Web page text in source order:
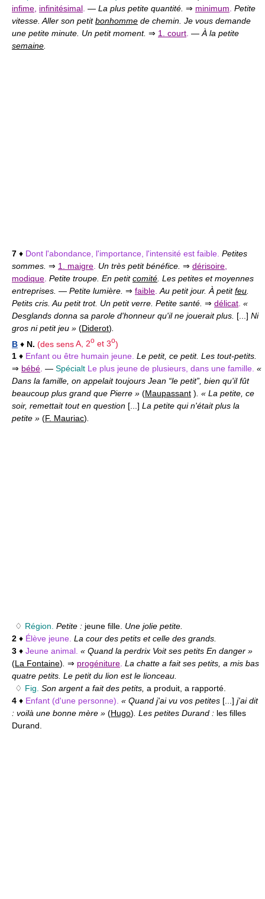
infime infinitésimal — La plus petite quantité. ⇒ minimum Petite
vitesse. Aller son petitbonhomme de chemin. Je vous demande
une petite minute. Un petit moment. ⇒ 1. court — À la petite
semaine
7 ♦ Dont l'abondance, l'importance, l'intensité est faible. Petites
sommes. ⇒ 1. maigre Un très petit bénéfice. ⇒ dérisoire
modique Petite troupe. En petitcomité . Les petites et moyennes
entreprises. — Petite lumière. ⇒ faible Au petit jour. À petitfeu
Petits cris. Au petit trot. Un petit verre. Petite santé. ⇒ délicat «
Desglands donna sa parole d'honneur qu'il ne jouerait plus. [...] Ni
gros ni petit jeu » (Diderot)
B ♦ N. (des sensA, 2o et 3o)
1 ♦ Enfant ou être humain jeune. Le petit, ce petit. Les tout-petits.
⇒ bébé. — Spécialt Le plus jeune de plusieurs, dans une famille. «
Dans la famille, on appelait toujours Jean “le petit”, bien qu'il fût
beaucoup plus grand que Pierre » (Maupassant ). « La petite, ce
soir, remettait tout en question [...] La petite qui n'était plus la
petite » (F. Mauriac).
♢ Région. Petite : jeune fille. Une jolie petite.
2 ♦ Élève jeune. La cour des petits et celle des grands.
3 ♦ Jeune animal. « Quand la perdrix Voit ses petits En danger »
(La Fontaine). ⇒ progéniture. La chatte a fait ses petits, a mis bas
quatre petits. Le petit du lion est le lionceau.
♢ Fig. Son argent a fait des petits, a produit, a rapporté.
4 ♦ Enfant (d'une personne). « Quand j'ai vu vos petites [...] j'ai dit
: voilà une bonne mère » (Hugo). Les petites Durand : les filles
Durand.